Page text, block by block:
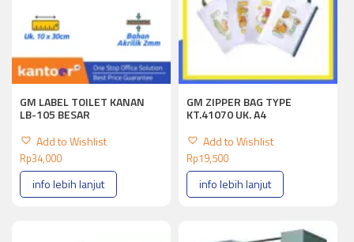
GM LABEL TOILET KANAN
LB-105 BESAR
Add to Wishlist
Rp34,000
info lebih lanjut
GM ZIPPER BAG TYPE
KT.41070 UK. A4
Add to Wishlist
Rp19,500
info lebih lanjut